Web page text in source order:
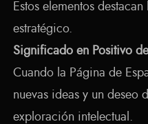
Estos elementos
estratégico.
Significado en Positivo
Cuando la Página de
nuevas ideas y un deseo
exploración intelectual.